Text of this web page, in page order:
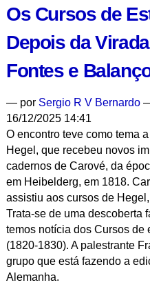
entre
Sobrevivência
a
Uma
Discussão
a
Partir
de
Artigo
de
Rodrigo
Mesquita
-
Os Cursos de
Depois da
Fontes e
— por Sergio R V Bernardo—
16/12/2025 14:41
O encontro teve como tema
Hegel, que recebeu novos
cadernos de Carové, da
em Heibelderg, em 1818.
assistiu aos cursos de
Trata-se de uma descoberta
temos notícia dos Cursos de
(1820-1830). A palestrante
grupo que está fazendo a
Alemanha.